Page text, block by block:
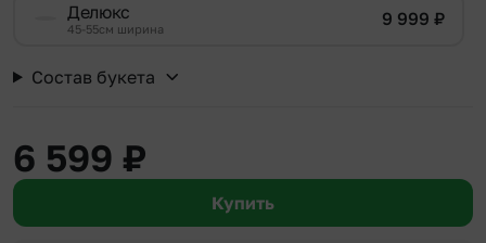
Делюкс
45-55см ширина 9 999 ₽
Состав букета
6 599 ₽
Купить